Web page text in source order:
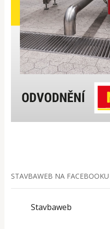
STAVBAWEB NA FACEBOOKU
Stavbaweb